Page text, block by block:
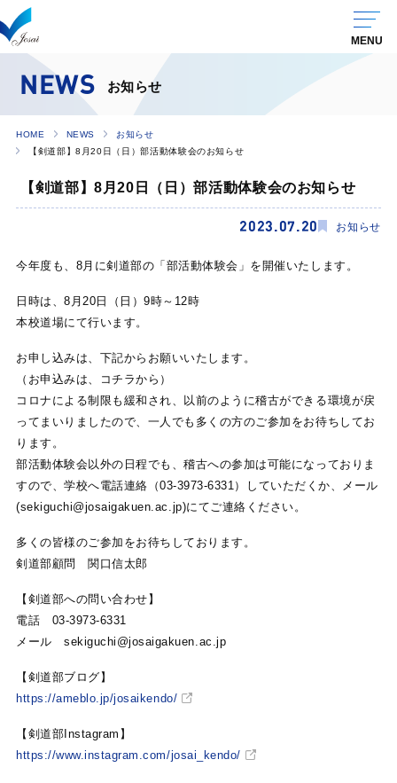
NEWS お知らせ
HOME NEWS
お知らせ
【剣道部】8月20日（日）部活動体験会のお知らせ
【剣道部】8月20日（日）部活動体験会のお知らせ
2023.07.20 お知らせ
今年度も、8月に剣道部の「部活動体験会」を開催いたします。
日時は、8月20日（日）9時～12時
本校道場にて行います。
お申し込みは、下記からお願いいたします。
（お申込みは、コチラから）
コロナによる制限も緩和され、以前のように稽古ができる環境が戻
ってまいりましたので、一人でも多くの方のご参加をお待ちしてお
ります。
部活動体験会以外の日程でも、稽古への参加は可能になっておりま
すので、学校へ電話連絡（03-3973-6331）していただくか、メール
(sekiguchi@josaigakuen.ac.jp)にてご連絡ください。
多くの皆様のご参加をお待ちしております。
剣道部顧問 関口信太郎
【剣道部への問い合わせ】
電話 03-3973-6331
メール sekiguchi@josaigakuen.ac.jp
【剣道部ブログ】
https://ameblo.jp/josaikendo/
【剣道部Instagram】
https://www.instagram.com/josai_kendo/